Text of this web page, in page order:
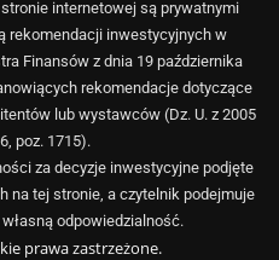
internetowej są prywatnymi
rekomendacji inwestycyjnych w
Finansów z dnia 19 października
rekomendacje dotyczące
lub wystawców (Dz. U. z 2005
poz. 1715).
za decyzje inwestycyjne podjęte
na tej stronie, a czytelnik podejmuje
odpowiedzialność.
prawa zastrzeżone.